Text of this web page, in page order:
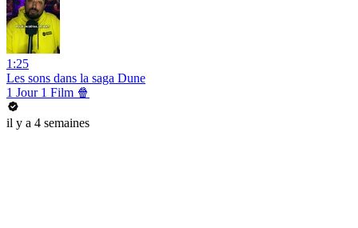
1:25
Les sons dans la saga Dune
1 Jour 1 Film 🍿
il y a 4 semaines